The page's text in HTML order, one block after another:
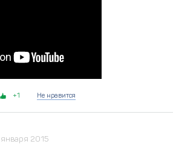
1 Не нравится
января 2015